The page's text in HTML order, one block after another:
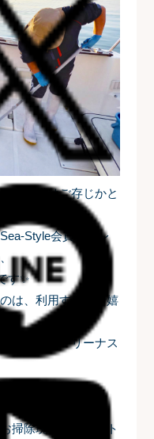
お客様はご存じかと
Style会員様がレ
す✨
は、利用する上で嬉
るよう、マリーナス
掃除現場をレポート